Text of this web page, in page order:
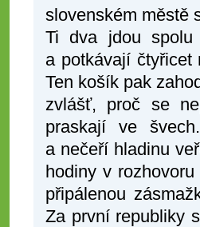
slovenském městě
Ti dva jdou
a potkávají čtyřicet
Ten košík pak
zvlášť, proč se
praskají ve
a nečeří hladinu
hodiny v
připálenou
Za první republiky